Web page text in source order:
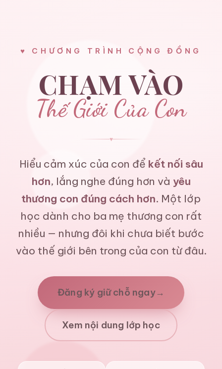
♥ CHƯƠNG TRÌNH CỘNG ĐỒNG
CHẠM VÀO
Thế Giới Của Con
♥
Hiểu cảm xúc của con để kết nối sâu
hơn, lắng nghe đúng hơn và yêu
thương con đúng cách hơn. Một lớp
học dành cho ba mẹ thương con rất
nhiều — nhưng đôi khi chưa biết bước
vào thế giới bên trong của con từ đâu.
Đăng ký giữ chỗ ngay→
Xem nội dung lớp học